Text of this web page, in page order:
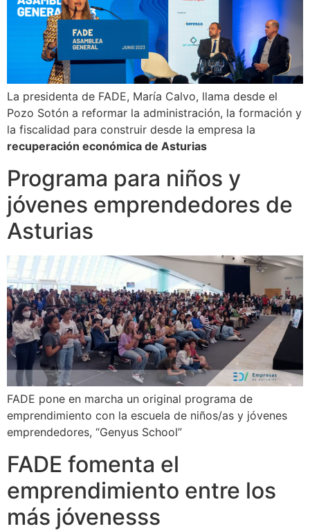
La presidenta de FADE, María Calvo, llama desde el
Pozo Sotón a reformar la administración, la formación y
la fiscalidad para construir desde la empresa la
recuperación económica de Asturias
Programa para niños y
jóvenes emprendedores de
Asturias
FADE pone en marcha un original programa de
emprendimiento con la escuela de niños/as y jóvenes
emprendedores, “Genyus School”
FADE fomenta el
emprendimiento entre los
más jóvenesss